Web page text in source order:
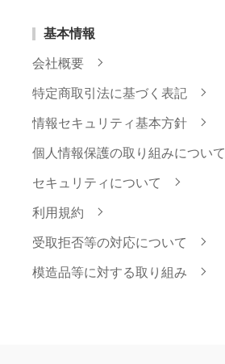
基本情報
会社概要
特定商取引法に基づく表記
情報セキュリティ基本方針
個人情報保護の取り組みについて
セキュリティについて
利用規約
受取拒否等の対応について
模造品等に対する取り組み